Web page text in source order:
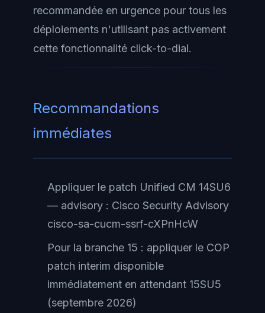
recommandée en urgence pour tous les
déploiements n'utilisant pas activement
cette fonctionnalité click-to-dial.
Recommandations
immédiates
Appliquer le patch Unified CM 14SU6
— advisory : Cisco Security Advisory
cisco-sa-cucm-ssrf-cXPnHcW
Pour la branche 15 : appliquer le COP
patch interim disponible
immédiatement en attendant 15SU5
(septembre 2026)